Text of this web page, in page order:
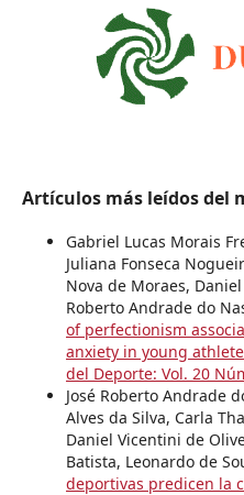
Artículos más leídos del
Gabriel Lucas Morais
Juliana Fonseca
Nova de Moraes,
Roberto Andrade do
of perfectionism
anxiety in young
del Deporte: Vol. 20
José Roberto Andrade
Alves da Silva, Carla
Daniel Vicentini de
Batista, Leonardo de
deportivas predicen la